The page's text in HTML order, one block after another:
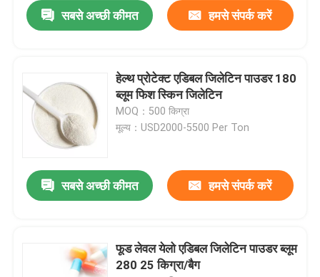
हलाल जिलेटिन पाउडर
गोजातीय जिलेटिन पाउडर
पशु हड्डी गोंद
मवेशी जिलेटिन
सबसे अच्छी कीमत हमसे संपर्क करें
हेल्थ प्रोटेक्ट एडिबल जिलेटिन पाउडर 180
ब्लूम फिश स्किन जिलेटिन
MOQ：500 किग्रा
मूल्य：USD2000-5500 Per Ton
सबसे अच्छी कीमत हमसे संपर्क करें
फूड लेवल येलो एडिबल जिलेटिन पाउडर ब्लूम
280 25 किग्रा/बैग